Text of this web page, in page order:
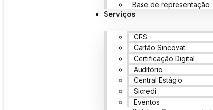
Base de representação
Serviços
CRS
Cartão Sincovat
Certificação Digital
Auditório
Central Estágio
Sicredi
Eventos